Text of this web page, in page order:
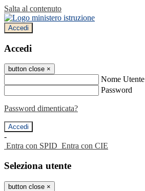
Salta al contenuto
Accedi
Accedi
button close ×
Nome Utente
Password
Password dimenticata?
-
Entra con SPID Entra con CIE
Seleziona utente
button close ×